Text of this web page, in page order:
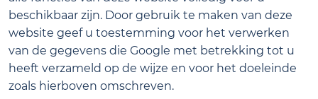
beschikbaar zijn. Door gebruik te maken van deze
website geef u toestemming voor het verwerken
van de gegevens die Google met betrekking tot u
heeft verzameld op de wijze en voor het doeleinde
zoals hierboven omschreven.